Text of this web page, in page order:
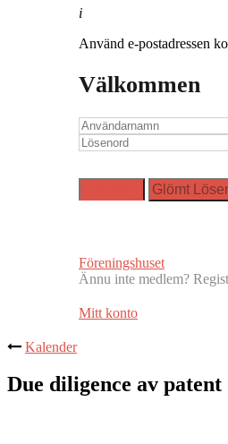
i
Använd e-postadressen
Välkommen
Föreningshuset
Ännu inte medlem?
Mitt konto
Kalender
Due diligence av patent